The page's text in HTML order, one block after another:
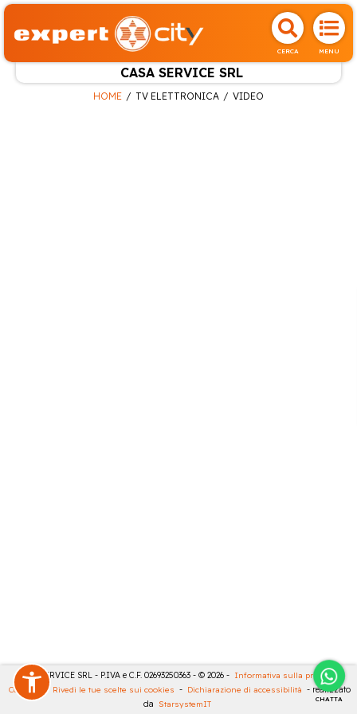
CERCA MENU
CASA SERVICE SRL
CHATTA
HOME TV ELETTRONICA VIDEO
CASA SERVICE SRL - P.IVA e C.F. 02693250363 - © 2026 - Informativa sulla privacy -
Cookies
- Rivedi le tue scelte sui cookies - Dichiarazione di accessibilità - realizzato
da StarsystemIT